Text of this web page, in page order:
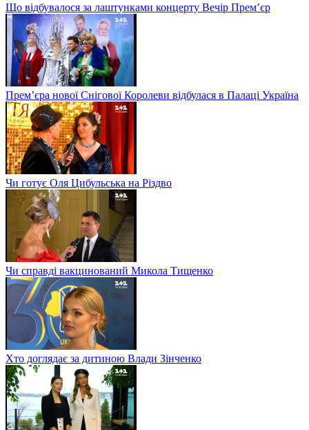
Що відбувалося за лаштунками концерту Вечір Прем’єр
Прем’єра нової Снігової Королеви відбулася в Палаці Україна
Чи готує Оля Цибульська на Різдво
Чи справді вакцинований Микола Тищенко
Хто доглядає за дитиною Влади Зінченко